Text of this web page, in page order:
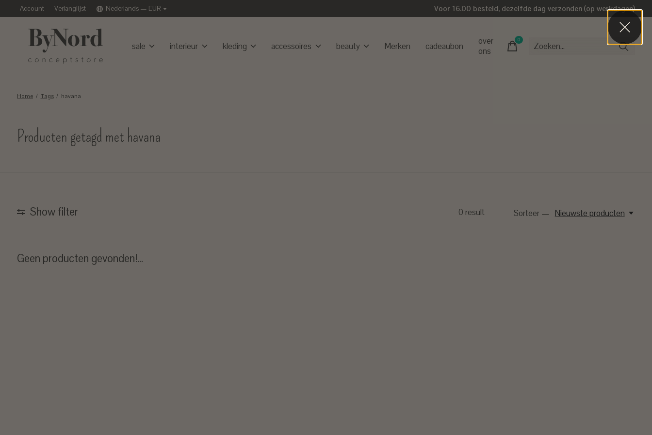
Account Verlanglijst Nederlands — EUR Voor 16.00 besteld, dezelfde dag verzonden (op werkdagen)
sale interieur kleding accessoires beauty Merken cadeaubon
over
ons
0items
Home / Tags / havana
Producten getagd met havana
Show filter 0 result Sorteer — Nieuwste producten
Geen producten gevonden!...